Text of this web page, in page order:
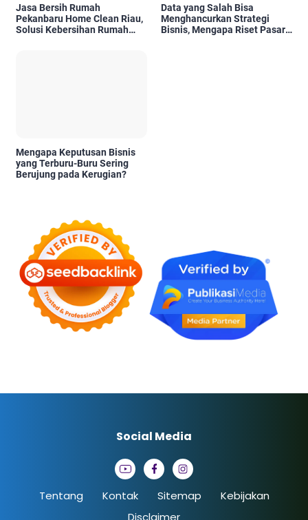
Jasa Bersih Rumah
Pekanbaru Home Clean Riau,
Solusi Kebersihan Rumah
Data yang Salah Bisa
Menghancurkan Strategi
Bisnis, Mengapa Riset Pasar
Mengapa Keputusan Bisnis
yang Terburu-Buru Sering
Berujung pada Kerugian?
Tentang Kontak Sitemap
Kebijakan
Disclaimer
Social Media